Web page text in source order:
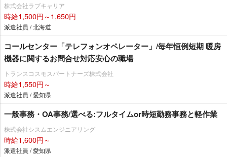
株式会社ラブキャリア
時給1,500円～1,650円
派遣社員 / 北海道
コールセンター「テレフォンオペレーター」/毎年恒例短期 暖房
機器に関するお問合せ対応安心の職場
トランスコスモスパートナーズ株式会社
時給1,550円～
派遣社員 / 愛知県
一般事務・OA事務/選べる:フルタイムor時短勤務事務と軽作業
株式会社シスムエンジニアリング
時給1,600円～
派遣社員 / 愛知県